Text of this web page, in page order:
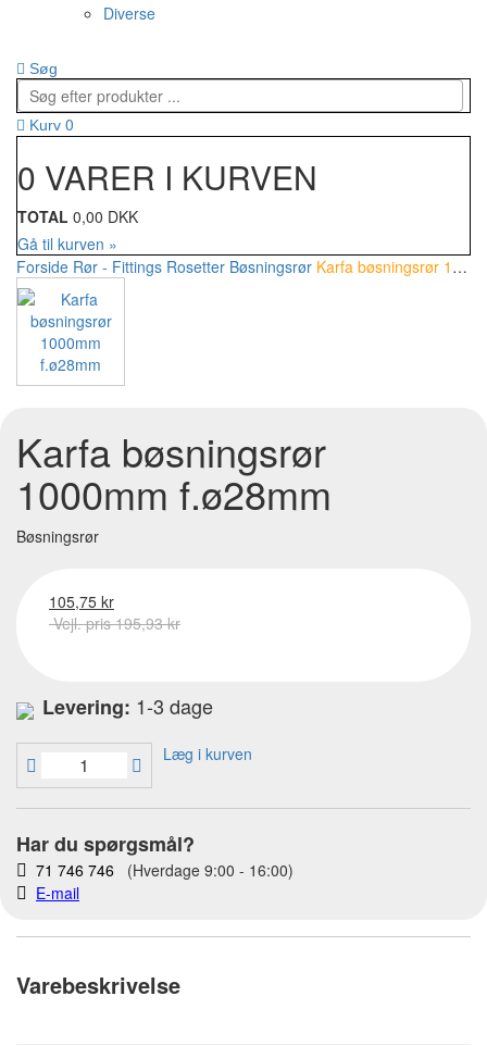
Diverse
Søg
Kurv 0
0 VARER I KURVEN
TOTAL 0,00 DKK
Gå til kurven »
Forside Rør - Fittings Rosetter Bøsningsrør Karfa bøsningsrør 1000mm f.ø28mm
Karfa bøsningsrør
1000mm f.ø28mm
Bøsningsrør
105,75 kr
Vejl. pris 195,93 kr
Levering: 1-3 dage
Læg i kurven
Har du spørgsmål?
71 746 746 (Hverdage 9:00 - 16:00)
E-mail
Varebeskrivelse